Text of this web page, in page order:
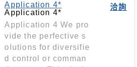
洽詢
Application 4*
Application 4*
Application 4 We pro
vide the perfective s
olutions for diversifie
d control or comman